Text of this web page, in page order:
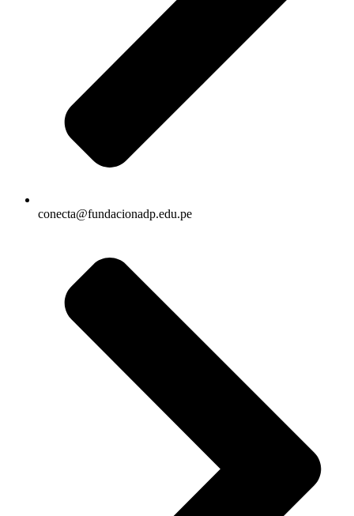
conecta@fundacionadp.edu.pe